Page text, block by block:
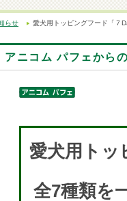
らせ 愛犬用トッピングフード「７
アニコム パフェから
愛犬用トッ
全7種類を